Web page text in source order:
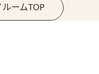
ームTOP